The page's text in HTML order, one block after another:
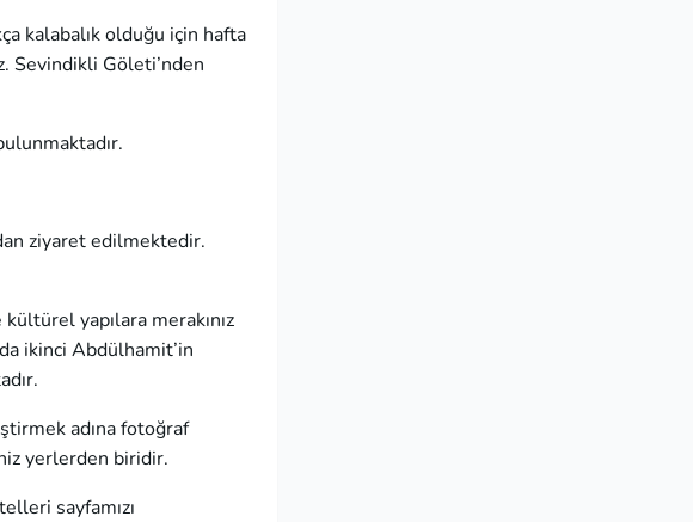
kalabalık olduğu için hafta
Sevindikli Göleti’nden
ziyaret edilmektedir.
yapılara merakınız
ikinci Abdülhamit’in
adına fotoğraf
yerlerden biridir.
sayfamızı